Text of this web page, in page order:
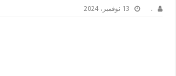
. 13 نوفمبر، 2024